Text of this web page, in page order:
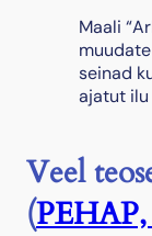
Maali
seinad
ajatut ilu
Veel
(